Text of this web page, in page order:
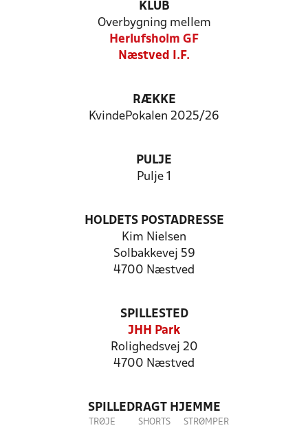
KLUB
Overbygning mellem
Herlufsholm GF
Næstved I.F.
RÆKKE
KvindePokalen 2025/26
PULJE
Pulje 1
HOLDETS POSTADRESSE
Kim Nielsen
Solbakkevej 59
4700 Næstved
SPILLESTED
JHH Park
Rolighedsvej 20
4700 Næstved
SPILLEDRAGT HJEMME
TRØJE SHORTS STRØMPER